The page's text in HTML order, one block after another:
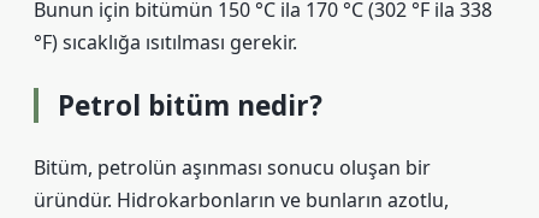
Bunun için bitümün 150 °C ila 170 °C (302 °F ila 338
°F) sıcaklığa ısıtılması gerekir.
Petrol bitüm nedir?
Bitüm, petrolün aşınması sonucu oluşan bir
üründür. Hidrokarbonların ve bunların azotlu,